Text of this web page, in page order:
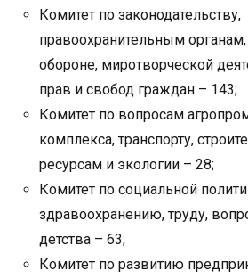
Комитет по законодательству,
правоохранительным органам,
обороне, миротворческой
прав и свобод граждан – 143;
Комитет по вопросам
комплекса, транспорту,
ресурсам и экологии – 28;
Комитет по социальной
здравоохранению, труду,
детства – 63;
Комитет по развитию